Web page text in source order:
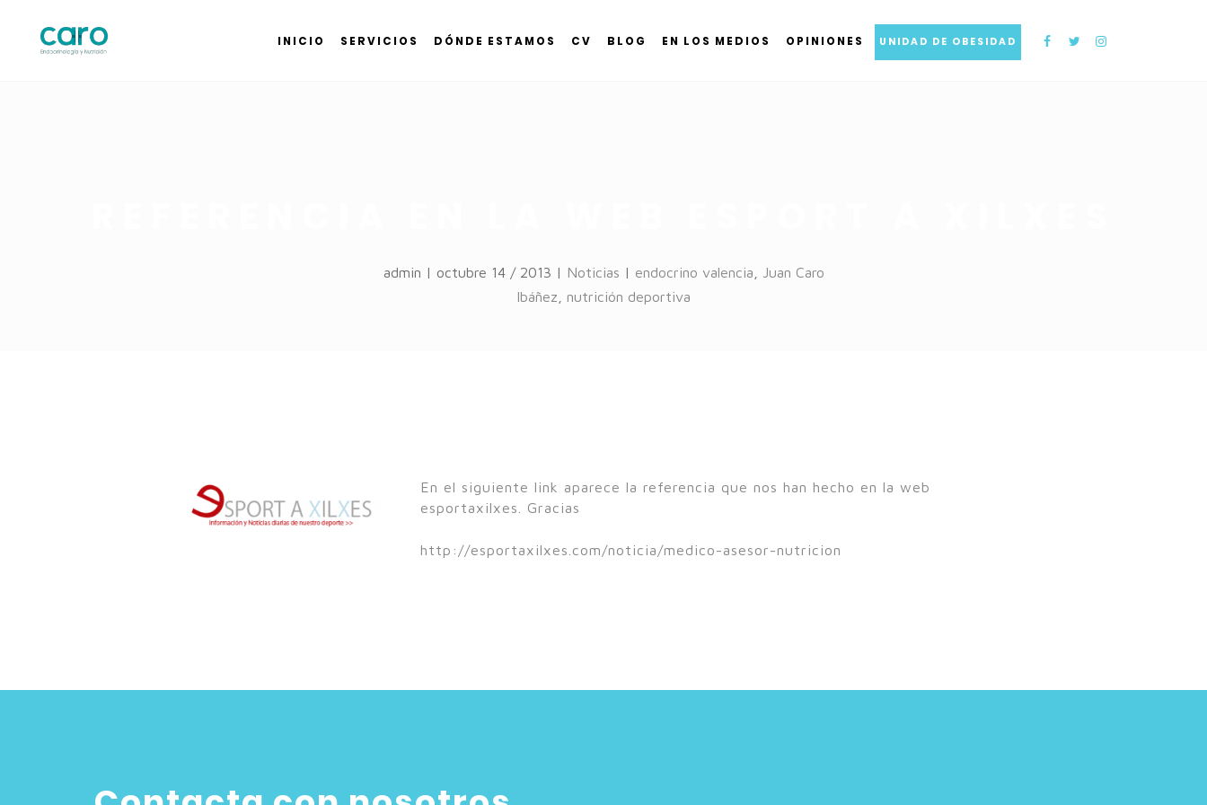
INICIO SERVICIOS DÓNDE ESTAMOS CV BLOG EN LOS MEDIOS OPINIONES UNIDAD DE OBESIDAD
admin | octubre 14 / 2013 | Noticias | endocrino valencia
Juan Caro
Ibáñez
nutrición deportiva
En el siguiente link aparece la referencia que nos han hecho en la web
esportaxilxes. Gracias
http://esportaxilxes.com/noticia/medico-asesor-nutricion